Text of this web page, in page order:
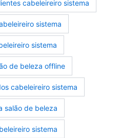
cabeleireiro sistema
sistema
sistema
de beleza offline
cabeleireiro sistema
salão de beleza
sistema